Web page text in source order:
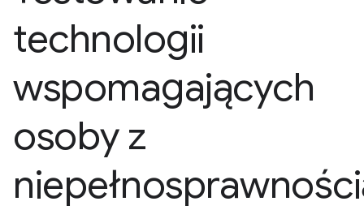
technologii
wspomagających
osoby z